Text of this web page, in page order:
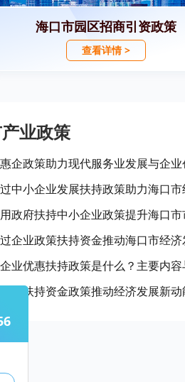
海口市园区招商引资政策
查看详情 >
业政策
企政策助力现代服务业发展与企
中小企业发展扶持政策助力海口市
政府扶持中小企业政策提升海口市
企业政策扶持资金推动海口市经济
业优惠扶持政策是什么？主要内
企业扶持资金政策推动经济发展新